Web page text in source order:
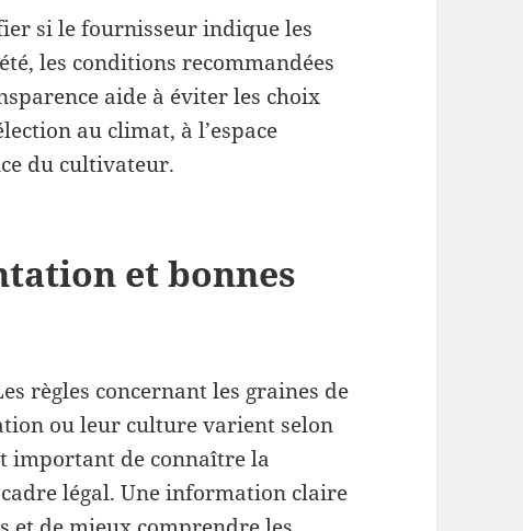
si le fournisseur indique les
les conditions recommandées
aide à éviter les choix
au climat, à l’espace
du cultivateur.
et bonnes
règles concernant les graines de
ou leur culture varient selon
important de connaître la
légal. Une information claire